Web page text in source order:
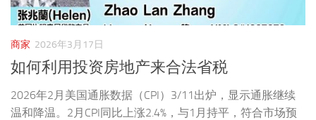
商家 2026年3月17日
如何利用投资房地产来合法省税
2026年2月美国通胀数据（CPI）3/11出炉，显示通胀继续
温和降温。2月CPI同比上涨2.4%，与1月持平，符合市场预